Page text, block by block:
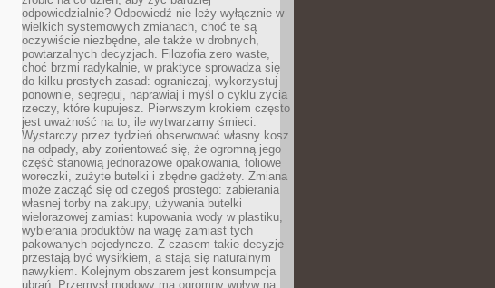
odpowiedzialnie? Odpowiedź nie leży wyłącznie w
wielkich systemowych zmianach, choć te są
oczywiście niezbędne, ale także w drobnych,
powtarzalnych decyzjach. Filozofia zero waste,
choć brzmi radykalnie, w praktyce sprowadza się
do kilku prostych zasad: ograniczaj, wykorzystuj
ponownie, segreguj, naprawiaj i myśl o cyklu życia
rzeczy, które kupujesz. Pierwszym krokiem często
jest uważność na to, ile wytwarzamy śmieci.
Wystarczy przez tydzień obserwować własny kosz
na odpady, aby zorientować się, że ogromną jego
część stanowią jednorazowe opakowania, foliowe
woreczki, zużyte butelki i zbędne gadżety. Zmiana
może zacząć się od czegoś prostego: zabierania
własnej torby na zakupy, używania butelki
wielorazowej zamiast kupowania wody w plastiku,
wybierania produktów na wagę zamiast tych
pakowanych pojedynczo. Z czasem takie decyzje
przestają być wysiłkiem, a stają się naturalnym
nawykiem. Kolejnym obszarem jest konsumpcja
ubrań. Przemysł modowy ma ogromny wpływ na